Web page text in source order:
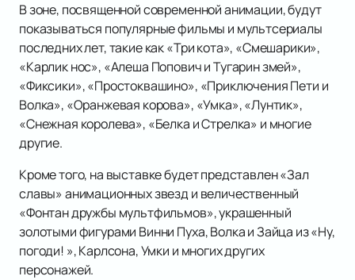
В зоне, посвященной современной анимации, будут
показываться популярные фильмы и мультсериалы
последних лет, такие как «Три кота», «Смешарики»,
«Карлик нос», «Алеша Попович и Тугарин змей»,
«Фиксики», «Простоквашино», «Приключения Пети и
Волка», «Оранжевая корова», «Умка», «Лунтик»,
«Снежная королева», «Белка и Стрелка» и многие
другие.
Кроме того, на выставке будет представлен «Зал
славы» анимационных звезд и величественный
«Фонтан дружбы мультфильмов», украшенный
золотыми фигурами Винни Пуха, Волка и Зайца из «Ну,
погоди! », Карлсона, Умки и многих других
персонажей.